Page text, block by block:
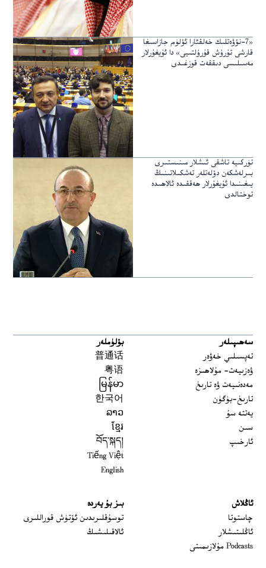
«7-نۆۋەتلىك خەلقئارا ئۆلۈم جازاسىغا
قارشى تۇرۇش قۇرۇلتىيى» دا ئۇيغۇرلار
مەسىلىسى دىققەت قوزغىدى
تۈركىيە تاشقى ئىشلار مىنىستىرى
بىرلەشكەن دۆلەتلەر تەشكىلاتىنىڭ
يىغىنىدا ئۇيغۇرلار ھەققىدە ئالاھىدە
توختالدى
سەھىپىلەر
تەپسىلىي خەۋەر
ۋەزىيەت- مۇلاھىزە
مەدەنىيەت ۋە تارىخ
تارىخ-بۈگۈن
يەتتە سۇ
سىن
ئارخىپ
بۆلۈملەر
普通话
粤语
မြန်မာ
한국어
ລາວ
ខ្មែរ
བོད་སྐད།
Tiếng Việt
English
ئاڭلاش
چاستوتا
ئاڭلىتىشلار
Podcasts مۇلازىمىتى
بىز بۇ يەردە
توسۇقلىرىدىن ئۆتۈش قوراللىرى
ئالاقىلىشىڭ